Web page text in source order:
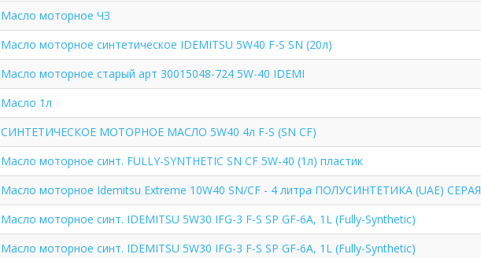
Масло моторное ЧЗ
Масло моторное синтетическое IDEMITSU 5W40 F-S SN (20л)
Масло моторное старый арт 30015048-724 5W-40 IDEMI
Масло 1л
СИНТЕТИЧЕСКОЕ МОТОРНОЕ МАСЛО 5W40 4л F-S (SN CF)
Масло моторное синт. FULLY-SYNTHETIC SN CF 5W-40 (1л) пластик
Масло моторное Idemitsu Extreme 10W40 SN/CF - 4 литра ПОЛУСИНТЕТИКА (UAE) СЕРАЯ
Масло моторное синт. IDEMITSU 5W30 IFG-3 F-S SP GF-6A, 1L (Fully-Synthetic)
Масло моторное синт. IDEMITSU 5W30 IFG-3 F-S SP GF-6A, 1L (Fully-Synthetic)